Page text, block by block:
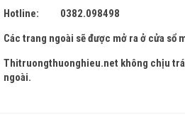
Hotline: 0382.098498
Các trang ngoài sẽ được mở ra ở cửa sổ
Thitruongthuonghieu.net không chịu
ngoài.